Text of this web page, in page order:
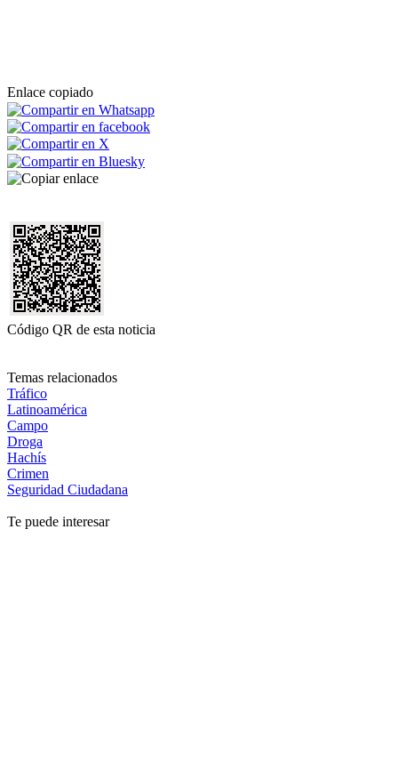
Enlace copiado
Código QR de esta noticia
Temas relacionados
Tráfico
Latinoamérica
Campo
Droga
Hachís
Crimen
Seguridad Ciudadana
Te puede interesar